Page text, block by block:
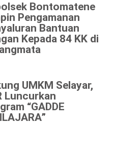
Bontomatene
Pengamanan
Bantuan
Kepada 84 KK di
UMKM Selayar,
Luncurkan
“GADDE